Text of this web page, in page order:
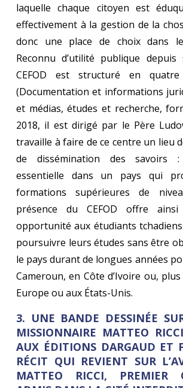
laquelle chaque citoyen est
effectivement à la gestion de la
donc une place de choix dans
Reconnu d’utilité publique
CEFOD est structuré en quatre
(Documentation et informations
et médias, études et recherche,
2018, il est dirigé par le Père
travaille à faire de ce centre un lieu
de dissémination des savoirs
essentielle dans un pays qui
formations supérieures de
présence du CEFOD offre
opportunité aux étudiants
poursuivre leurs études sans être
le pays durant de longues années
Cameroun, en Côte d’Ivoire ou,
Europe ou aux États-Unis.
3. UNE BANDE DESSINÉE
MISSIONNAIRE MATTEO
AUX ÉDITIONS DARGAUD ET
RÉCIT QUI REVIENT SUR
MATTEO RICCI, PREMIER